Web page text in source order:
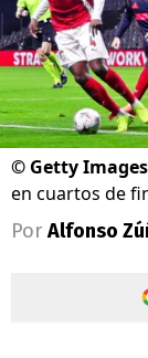
© Getty Images
en cuartos de
Por Alfonso